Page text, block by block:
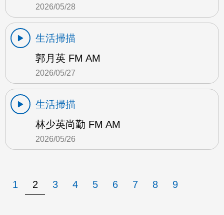
2026/05/28
生活掃描
郭月英 FM AM
2026/05/27
生活掃描
林少英尚勤 FM AM
2026/05/26
1 2 3 4 5 6 7 8 9